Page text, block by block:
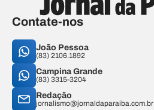
Contate-nos
João Pessoa
(83) 2106.1892
Campina Grande
(83) 3315-3204
Redação
jornalismo@jornaldaparaiba.com.br